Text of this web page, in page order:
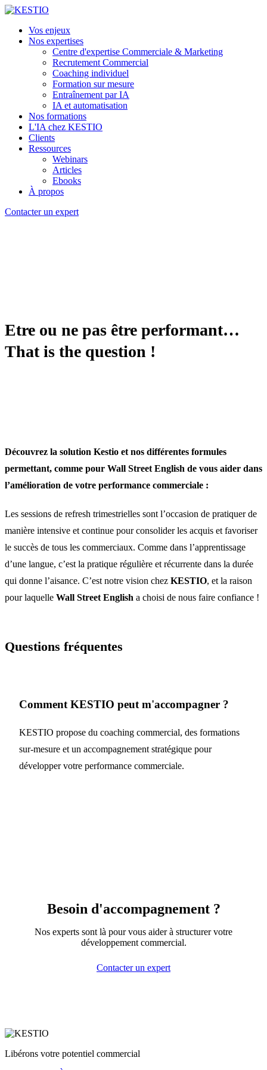
Vos enjeux
Nos expertises
Centre d'expertise Commerciale & Marketing
Recrutement Commercial
Coaching individuel
Formation sur mesure
Entraînement par IA
IA et automatisation
Nos formations
L'IA chez KESTIO
Clients
Ressources
Webinars
Articles
Ebooks
À propos
Contacter un expert
Etre ou ne pas être performant…
That is the question !
Découvrez la solution Kestio et nos différentes formules
permettant, comme pour Wall Street English de vous aider dans
l’amélioration de votre performance commerciale :
Les sessions de refresh trimestrielles sont l’occasion de pratiquer de
manière intensive et continue pour consolider les acquis et favoriser
le succès de tous les commerciaux. Comme dans l’apprentissage
d’une langue, c’est la pratique régulière et récurrente dans la durée
qui donne l’aisance. C’est notre vision chez KESTIO, et la raison
pour laquelle Wall Street English a choisi de nous faire confiance !
Questions fréquentes
Comment KESTIO peut m'accompagner ?
KESTIO propose du coaching commercial, des formations
sur-mesure et un accompagnement stratégique pour
développer votre performance commerciale.
Besoin d'accompagnement ?
Nos experts sont là pour vous aider à structurer votre
développement commercial.
Contacter un expert
Libérons votre potentiel commercial